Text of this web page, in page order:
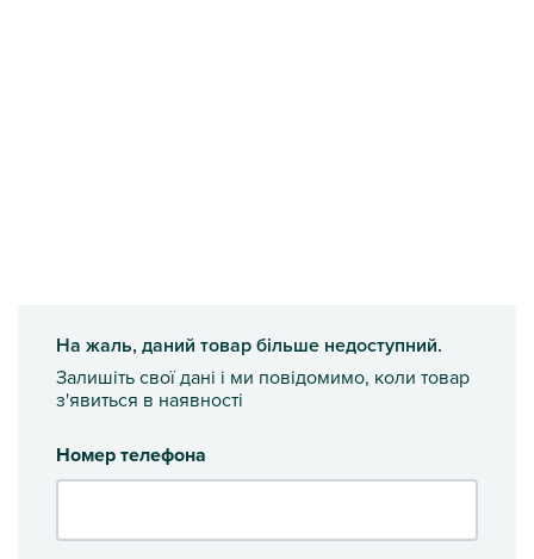
На жаль, даний товар більше недоступний.
Залишіть свої дані і ми повідомимо, коли товар
з'явиться в наявності
Номер телефона